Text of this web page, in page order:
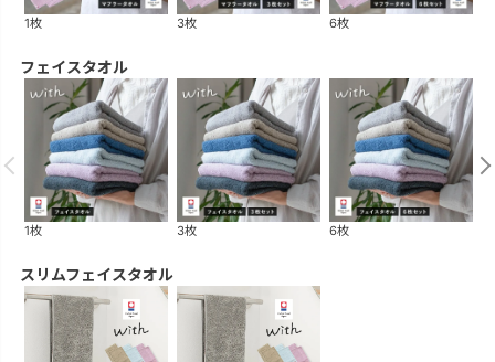
1枚 3枚 6枚
フェイスタオル
1枚 3枚 6枚
スリムフェイスタオル